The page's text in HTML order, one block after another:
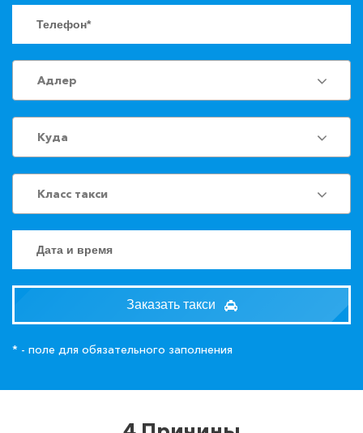
Адлер
Куда
Класс такси
Заказать такси
* - поле для обязательного заполнения